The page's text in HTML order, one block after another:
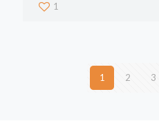
1
1 2 3